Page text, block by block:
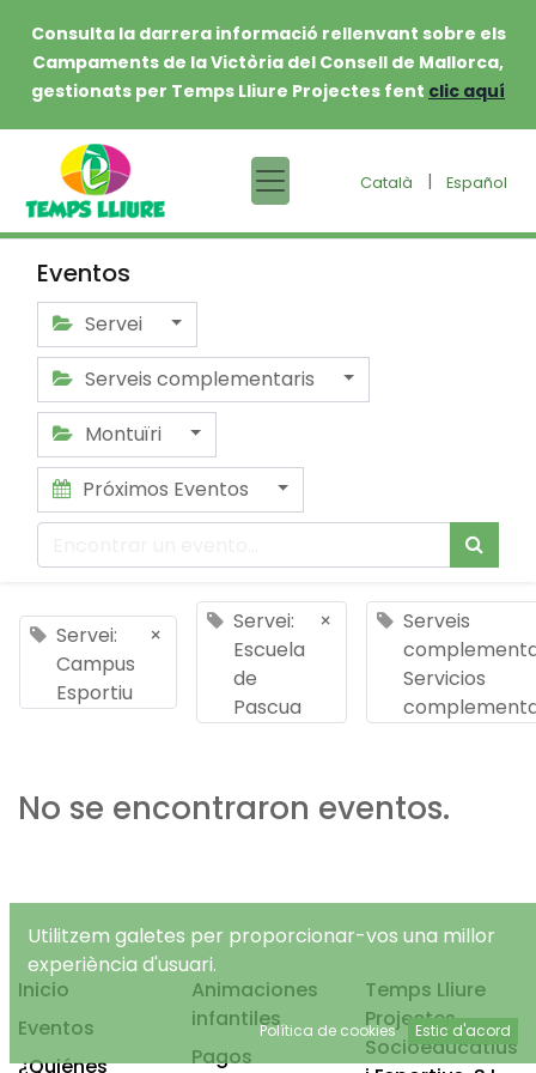
Consulta la darrera informació rellenvant sobre els
Campaments de la Victòria del Consell de Mallorca,
gestionats per Temps Lliure Projectes fent clic aquí
Català | Español
Eventos
Servei
Serveis complementaris
Montuïri
Próximos Eventos
Servei:
Campus
Esportiu
×
Servei:
Escuela
de
Pascua
×
Serveis
Servicios
No se encontraron eventos.
Inicio
Eventos
¿Quiénes
Animaciones
infantiles
Pagos
Temps Lliure
Projectes
Socioeducatius
Utilitzem galetes per proporcionar-vos una millor
experiència d'usuari.
Política de cookies Estic d'acord